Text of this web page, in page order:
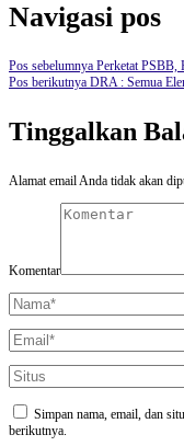
Navigasi pos
Pos sebelumnya Perketat PSBB,
Pos berikutnya DRA : Semua
Tinggalkan
Alamat email Anda tidak akan
Komentar
Simpan nama, email, dan
berikutnya.